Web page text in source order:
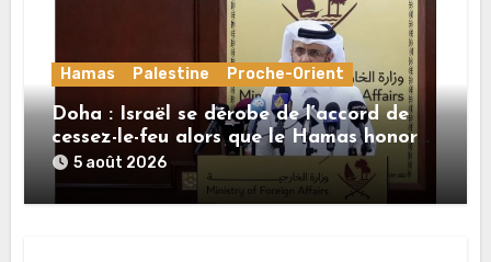
Hamas Palestine Proche-Orient
Doha : Israël se dérobe de l’accord de
cessez-le-feu alors que le Hamas honore
ses engagements
5 août 2026